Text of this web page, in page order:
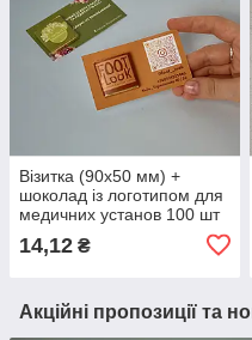
Візитка (90х50 мм) +
шоколад із логотипом для
медичних установ 100 шт
14,12 ₴
Акційні пропозиції та